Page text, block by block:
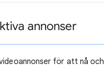
annonser
för att nå och